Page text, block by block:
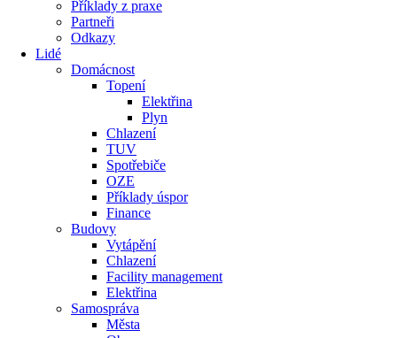
Příklady z praxe
Partneři
Odkazy
Lidé
Domácnost
Topení
Elektřina
Plyn
Chlazení
TUV
Spotřebiče
OZE
Příklady úspor
Finance
Budovy
Vytápění
Chlazení
Facility management
Elektřina
Samospráva
Města